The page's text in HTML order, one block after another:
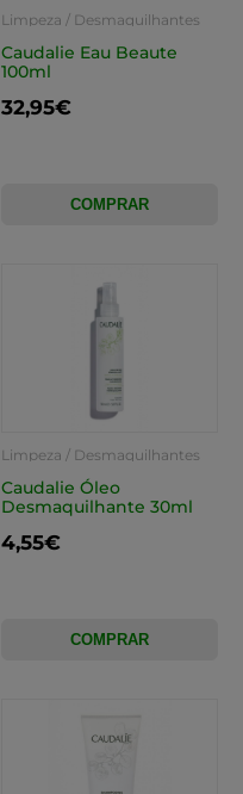
Limpeza / Desmaquilhantes
Caudalie Eau Beaute
100ml
32,95€
COMPRAR
Limpeza / Desmaquilhantes
Caudalie Óleo
Desmaquilhante 30ml
4,55€
COMPRAR